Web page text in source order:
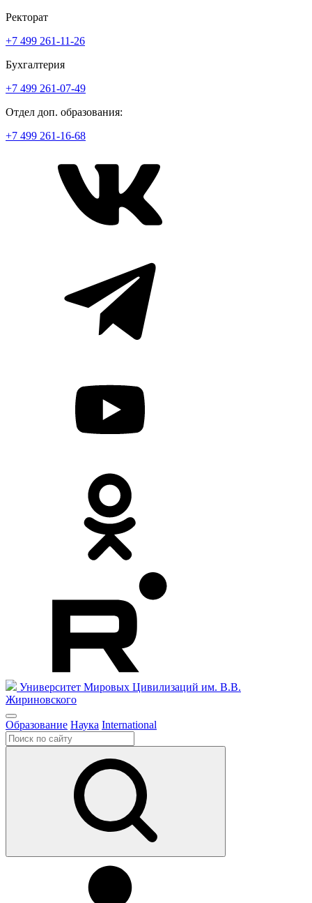
Ректорат
+7 499 261-11-26
Бухгалтерия
+7 499 261-07-49
Отдел доп. образования:
+7 499 261-16-68
Университет Мировых Цивилизаций им. В.В.
Жириновского
Образование Наука International